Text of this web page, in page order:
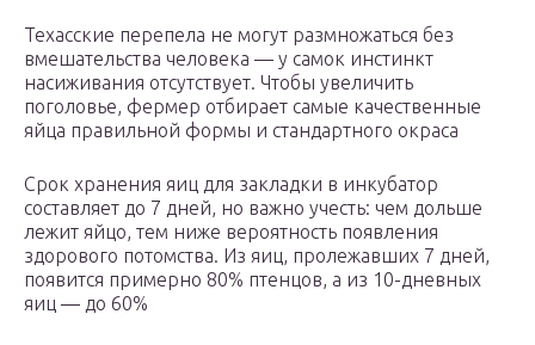
Техасские перепела не могут размножаться без
вмешательства человека — у самок инстинкт
насиживания отсутствует. Чтобы увеличить
поголовье, фермер отбирает самые качественные
яйца правильной формы и стандартного окраса
Срок хранения яиц для закладки в инкубатор
составляет до 7 дней, но важно учесть: чем дольше
лежит яйцо, тем ниже вероятность появления
здорового потомства. Из яиц, пролежавших 7 дней,
появится примерно 80% птенцов, а из 10-дневных
яиц — до 60%